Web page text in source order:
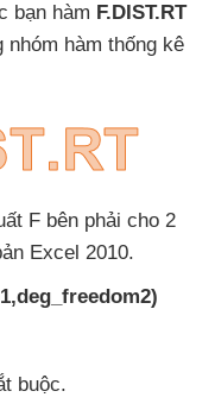
bạn hàm F.DIST.RT
nhóm hàm thống kê
F bên phải cho 2
Excel 2010.
buộc.